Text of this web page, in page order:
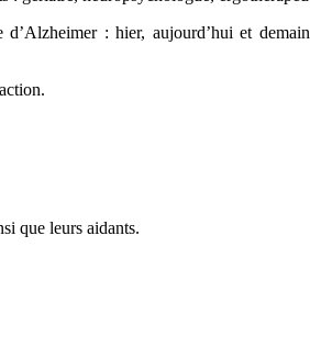
: hier, aujourd’hui et
que leurs aidants.